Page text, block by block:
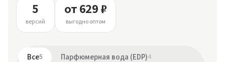
5
версий
от 629 ₽
выгодно оптом
Все5 Парфюмерная вода (EDP)4